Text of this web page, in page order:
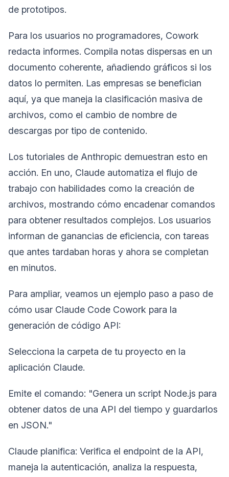
de prototipos.
Para los usuarios no programadores, Cowork
redacta informes. Compila notas dispersas en un
documento coherente, añadiendo gráficos si los
datos lo permiten. Las empresas se benefician
aquí, ya que maneja la clasificación masiva de
archivos, como el cambio de nombre de
descargas por tipo de contenido.
Los tutoriales de Anthropic demuestran esto en
acción. En uno, Claude automatiza el flujo de
trabajo con habilidades como la creación de
archivos, mostrando cómo encadenar comandos
para obtener resultados complejos. Los usuarios
informan de ganancias de eficiencia, con tareas
que antes tardaban horas y ahora se completan
en minutos.
Para ampliar, veamos un ejemplo paso a paso de
cómo usar Claude Code Cowork para la
generación de código API:
Selecciona la carpeta de tu proyecto en la
aplicación Claude.
Emite el comando: "Genera un script Node.js para
obtener datos de una API del tiempo y guardarlos
en JSON."
Claude planifica: Verifica el endpoint de la API,
maneja la autenticación, analiza la respuesta,